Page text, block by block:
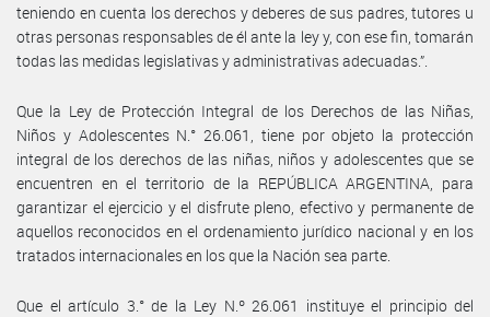
teniendo en cuenta los derechos y deberes de sus padres, tutores u
otras personas responsables de él ante la ley y, con ese fin, tomarán
todas las medidas legislativas y administrativas adecuadas.”.
Que la Ley de Protección Integral de los Derechos de las Niñas,
Niños y Adolescentes N.° 26.061, tiene por objeto la protección
integral de los derechos de las niñas, niños y adolescentes que se
encuentren en el territorio de la REPÚBLICA ARGENTINA, para
garantizar el ejercicio y el disfrute pleno, efectivo y permanente de
aquellos reconocidos en el ordenamiento jurídico nacional y en los
tratados internacionales en los que la Nación sea parte.
Que el artículo 3.° de la Ley N.º 26.061 instituye el principio del